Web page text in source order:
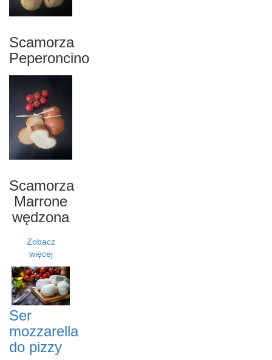
Scamorza
Peperoncino
Scamorza
Marrone
wędzona
Zobacz
więcej
Ser
mozzarella
do pizzy